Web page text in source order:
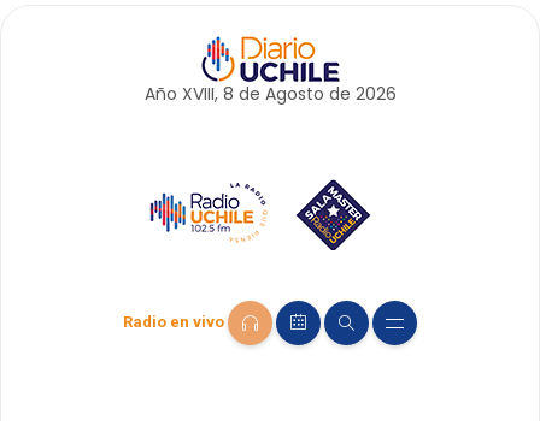
Año XVIII, 8 de Agosto de 2026
Radio en vivo